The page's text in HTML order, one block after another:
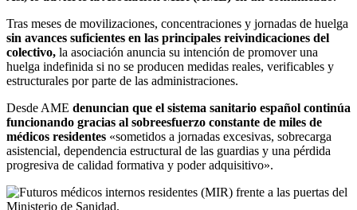
Tras meses de movilizaciones, concentraciones y jornadas de huelga
sin avances suficientes en las principales reivindicaciones del
colectivo, la asociación anuncia su intención de promover una
huelga indefinida si no se producen medidas reales, verificables y
estructurales por parte de las administraciones.
Desde AME denuncian que el sistema sanitario español continúa
funcionando gracias al sobreesfuerzo constante de miles de
médicos residentes «sometidos a jornadas excesivas, sobrecarga
asistencial, dependencia estructural de las guardias y una pérdida
progresiva de calidad formativa y poder adquisitivo».